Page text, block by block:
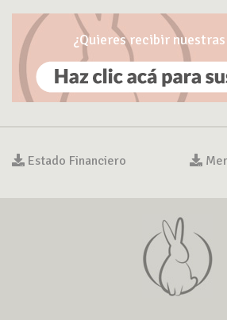
¿Quieres recibir
Estado Financiero